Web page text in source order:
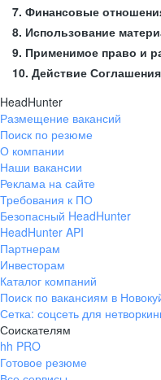
7. Финансовые
8. Использование
9. Применимое право и
10. Действие
HeadHunter
Размещение вакансий
Поиск по резюме
О компании
Наши вакансии
Реклама на сайте
Требования к ПО
Безопасный HeadHunter
HeadHunter API
Партнерам
Инвесторам
Каталог компаний
Поиск по вакансиям в
Сетка: соцсеть для
Соискателям
hh PRO
Готовое резюме